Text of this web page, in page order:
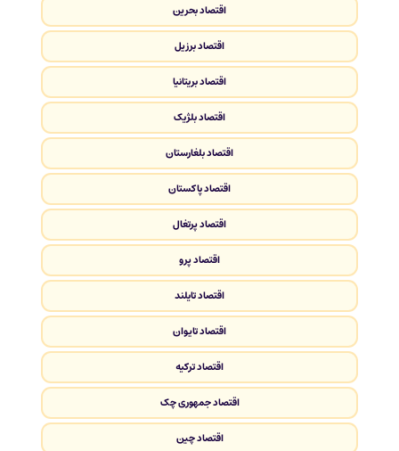
اقتصاد بحرین
اقتصاد برزیل
اقتصاد بریتانیا
اقتصاد بلژیک
اقتصاد بلغارستان
اقتصاد پاکستان
اقتصاد پرتغال
اقتصاد پرو
اقتصاد تایلند
اقتصاد تایوان
اقتصاد ترکیه
اقتصاد جمهوری چک
اقتصاد چین